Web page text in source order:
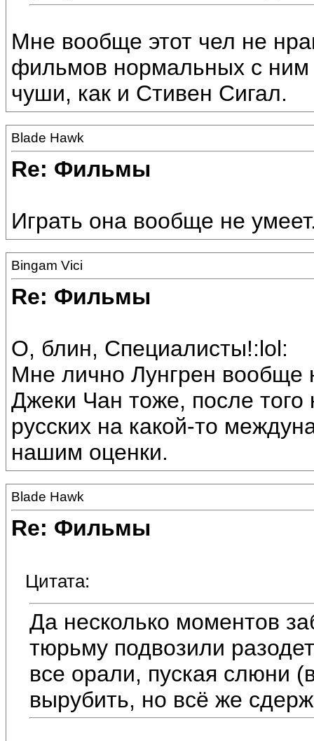
Мне вообще этот чел не
фильмов нормальных с ним
чуши, как и Стивен Сигал.
Blade Hawk
Re: Фильмы
Играть она вообще не
Bingam Vici
Re: Фильмы
О, блин, Специалисты!:lol:
Мне лично Лунгрен вообще
Джеки Чан тоже, после
русских на какой-то
нашим оценки.
Blade Hawk
Re: Фильмы
Цитата:
Да несколько моментов
тюрьму подвозили
все орали, пуская слюни
вырубить, но всё же